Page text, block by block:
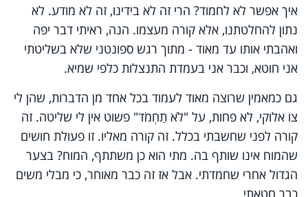
איך אפשר לא לחמוד? הרי זה לא בידינו, זה לא מודע. לא
נתון להחלטתנו, אלא קורה מעצמו. הנה, ראיתי דבר יפה
ואהבתי אותו עד מאוד - מתוך רגש ספונטני שלא בשליטתי
אני חוטא, וכבר אני בעמדת התנצלות כלפי שמיא.
גם כמאמין שרוצה מאוד לעמוד בכל אחד מן הדברות, שהן לי
צו אלוקי, לא פחות, על "לֹא תַחְמֹד" פשוט אין לי שליטה. זה
קורה לפני שחשבתי בכלל. זה קורה מאליו. זו פעולת חושים
שהמוח אינו שותף בה. מתי הוא כן משתתף, המוח? בצער
הגדול אחרי שחמדתי. אבל אז זה כבר מאוחר, כי מבלי משים